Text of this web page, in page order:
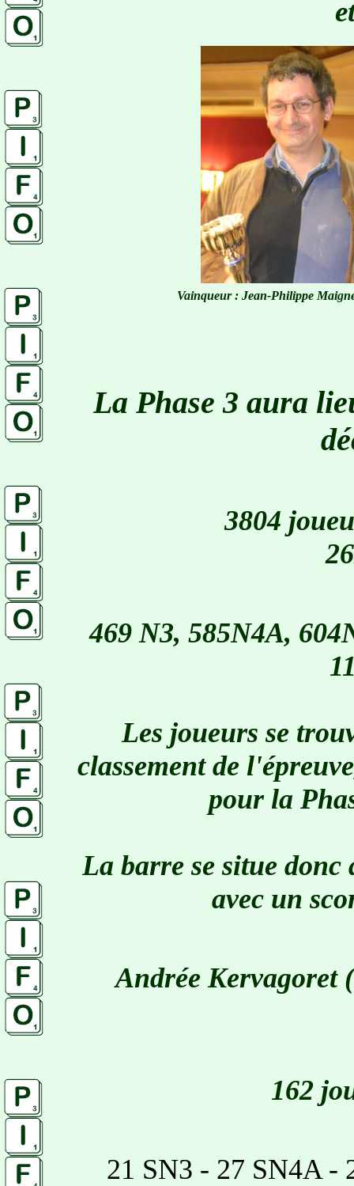
Vainqueur : Jean-Philippe
La Phase 3 aura
3804
469 N3, 585N4A,
Les joueurs se
classement de
pour la
La barre se situe
avec un
Andrée Kervagoret
162
21 SN3 - 27 SN4A -